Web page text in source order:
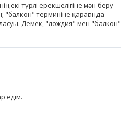
екі түрлі ерекшелігіне мән беру
"балкон" терминіне қарағанда
Демек, "лождия" мен "балкон"
едім.